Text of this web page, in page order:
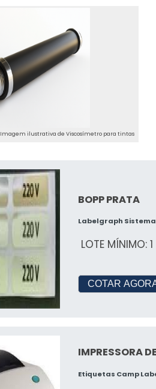
Imagem ilustrativa de Viscosímetro para tintas
BOPP PRATA
Labelgraph
LOTE MÍNIMO: 1
COTAR
IMPRESSORA
Etiquetas Camp